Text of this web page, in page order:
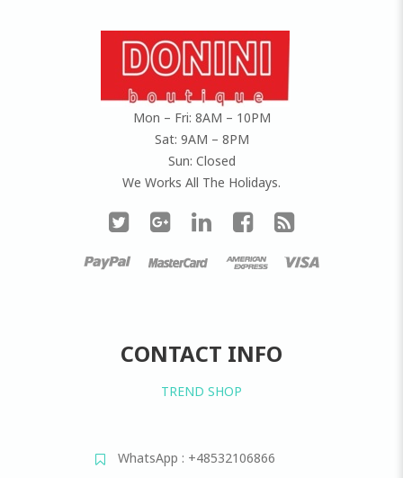
Mon – Fri: 8AM – 10PM
Sat: 9AM – 8PM
Sun: Closed
We Works All The Holidays.
CONTACT INFO
TREND SHOP
WhatsApp : +48532106866